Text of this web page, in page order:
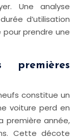
Une analyse
d’utilisation
prendre une
premières
constitue un
voiture perd en
première année,
Cette décote